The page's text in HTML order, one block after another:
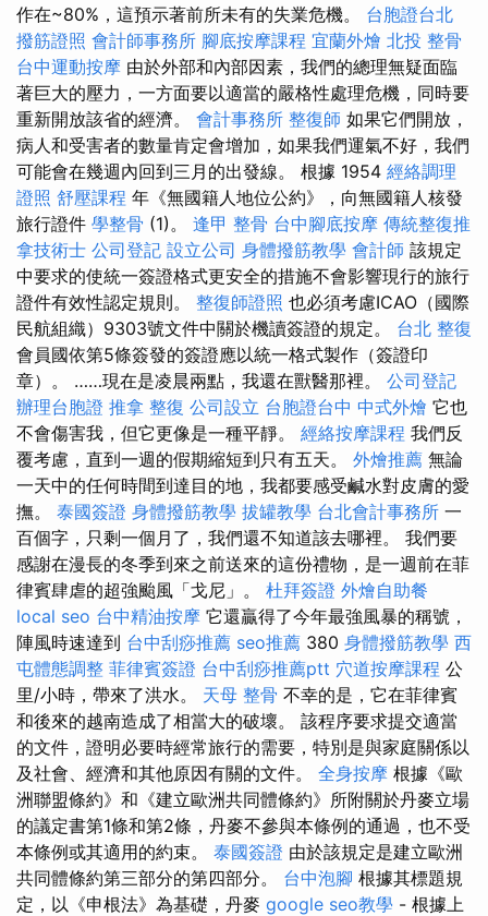
作在~80%，這預示著前所未有的失業危機。 台胞證台北
撥筋證照 會計師事務所 腳底按摩課程 宜蘭外燴 北投 整骨
台中運動按摩 由於外部和內部因素，我們的總理無疑面臨
著巨大的壓力，一方面要以適當的嚴格性處理危機，同時要
重新開放該省的經濟。 會計事務所 整復師 如果它們開放，
病人和受害者的數量肯定會增加，如果我們運氣不好，我們
可能會在幾週內回到三月的出發線。 根據 1954 經絡調理
證照 舒壓課程 年《無國籍人地位公約》，向無國籍人核發
旅行證件 學整骨 (1)。 逢甲 整骨 台中腳底按摩 傳統整復推
拿技術士 公司登記 設立公司 身體撥筋教學 會計師 該規定
中要求的使統一簽證格式更安全的措施不會影響現行的旅行
證件有效性認定規則。 整復師證照 也必須考慮ICAO（國際
民航組織）9303號文件中關於機讀簽證的規定。 台北 整復
會員國依第5條簽發的簽證應以統一格式製作（簽證印
章）。 ……現在是凌晨兩點，我還在獸醫那裡。 公司登記
辦理台胞證 推拿 整復 公司設立 台胞證台中 中式外燴 它也
不會傷害我，但它更像是一種平靜。 經絡按摩課程 我們反
覆考慮，直到一週的假期縮短到只有五天。 外燴推薦 無論
一天中的任何時間到達目的地，我都要感受鹹水對皮膚的愛
撫。 泰國簽證 身體撥筋教學 拔罐教學 台北會計事務所 一
百個字，只剩一個月了，我們還不知道該去哪裡。 我們要
感謝在漫長的冬季到來之前送來的這份禮物，是一週前在菲
律賓肆虐的超強颱風「戈尼」。 杜拜簽證 外燴自助餐
local seo 台中精油按摩 它還贏得了今年最強風暴的稱號，
陣風時速達到 台中刮痧推薦 seo推薦 380 身體撥筋教學 西
屯體態調整 菲律賓簽證 台中刮痧推薦ptt 穴道按摩課程 公
里/小時，帶來了洪水。 天母 整骨 不幸的是，它在菲律賓
和後來的越南造成了相當大的破壞。 該程序要求提交適當
的文件，證明必要時經常旅行的需要，特別是與家庭關係以
及社會、經濟和其他原因有關的文件。 全身按摩 根據《歐
洲聯盟條約》和《建立歐洲共同體條約》所附關於丹麥立場
的議定書第1條和第2條，丹麥不參與本條例的通過，也不受
本條例或其適用的約束。 泰國簽證 由於該規定是建立歐洲
共同體條約第三部分的第四部分。 台中泡腳 根據其標題規
定，以《申根法》為基礎，丹麥 google seo教學 - 根據上